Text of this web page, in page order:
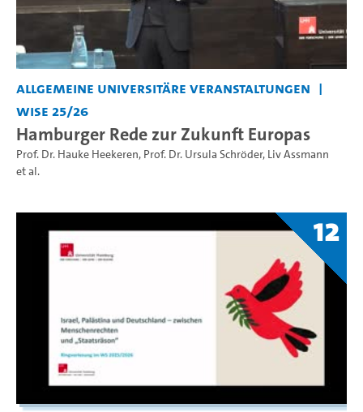
Allgemeine universitäre Veranstaltungen
WiSe 25/26
Hamburger Rede zur Zukunft Europas
Prof. Dr. Hauke Heekeren, Prof. Dr. Ursula Schröder, Liv Assmann
et al.
12